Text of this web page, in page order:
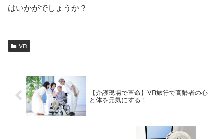
はいかがでしょうか？
VR
【介護現場で革命】VR旅行で高齢者の心
と体を元気にする！